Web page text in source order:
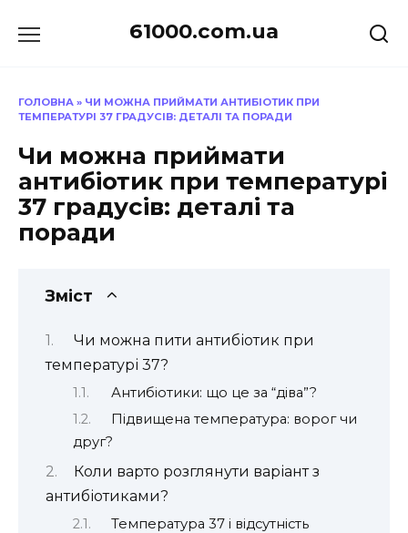
до
61000.com.ua
ГОЛОВНА » ЧИ МОЖНА ПРИЙМАТИ АНТИБІОТИК ПРИ
ТЕМПЕРАТУРІ 37 ГРАДУСІВ: ДЕТАЛІ ТА ПОРАДИ
Чи можна приймати
антибіотик при температурі
37 градусів: деталі та
поради
Зміст
Чи можна пити антибіотик при
температурі 37?
Антибіотики: що це за “діва”?
Підвищена температура: ворог чи
друг?
Коли варто розглянути варіант з
антибіотиками?
Температура 37 і відсутність